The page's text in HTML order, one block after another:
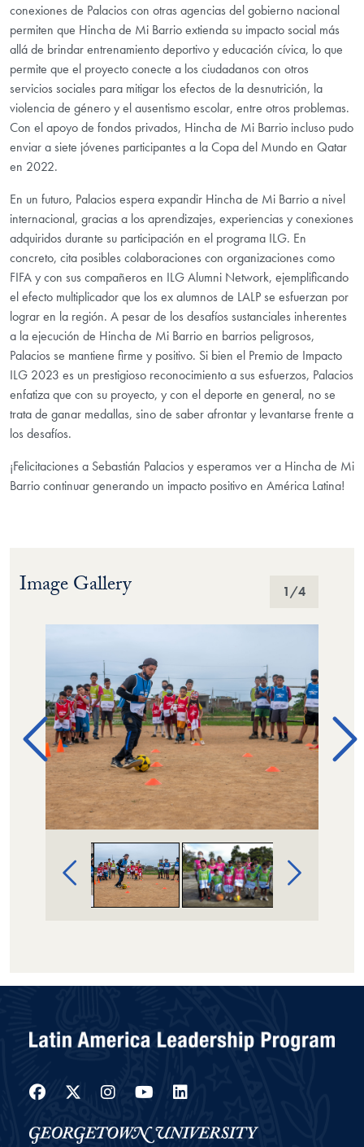
conexiones de Palacios con otras agencias del gobierno nacional
permiten que Hincha de Mi Barrio extienda su impacto social más
allá de brindar entrenamiento deportivo y educación cívica, lo que
permite que el proyecto conecte a los ciudadanos con otros
servicios sociales para mitigar los efectos de la desnutrición, la
violencia de género y el ausentismo escolar, entre otros problemas.
Con el apoyo de fondos privados, Hincha de Mi Barrio incluso pudo
enviar a siete jóvenes participantes a la Copa del Mundo en Qatar
en 2022.
En un futuro, Palacios espera expandir Hincha de Mi Barrio a nivel
internacional, gracias a los aprendizajes, experiencias y conexiones
adquiridos durante su participación en el programa ILG. En
concreto, cita posibles colaboraciones con organizaciones como
FIFA y con sus compañeros en ILG Alumni Network, ejemplificando
el efecto multiplicador que los ex alumnos de LALP se esfuerzan por
lograr en la región. A pesar de los desafíos sustanciales inherentes
a la ejecución de Hincha de Mi Barrio en barrios peligrosos,
Palacios se mantiene firme y positivo. Si bien el Premio de Impacto
ILG 2023 es un prestigioso reconocimiento a sus esfuerzos, Palacios
enfatiza que con su proyecto, y con el deporte en general, no se
trata de ganar medallas, sino de saber afrontar y levantarse frente a
los desafíos.
¡Felicitaciones a Sebastián Palacios y esperamos ver a Hincha de Mi
Barrio continuar generando un impacto positivo en América Latina!
Image Gallery
Image Gallery 1/4
Image Gallery Navigation
Facebook
Twitter
Instagram
YouTube